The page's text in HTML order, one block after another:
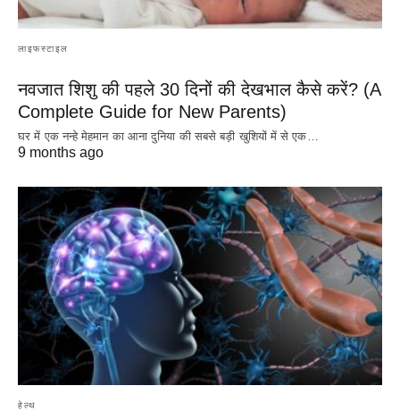
लाइफस्टाइल
नवजात शिशु की पहले 30 दिनों की देखभाल कैसे करें? (A
Complete Guide for New Parents)
घर में एक नन्हे मेहमान का आना दुनिया की सबसे बड़ी खुशियों में से एक…
9 months ago
हेल्थ